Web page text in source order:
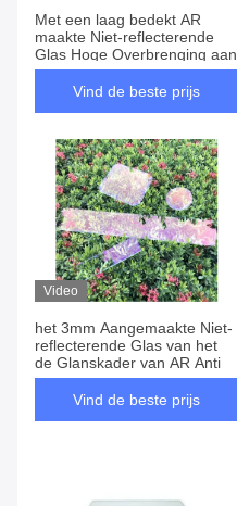
Met een laag bedekt AR
maakte Niet-reflecterende
Glas Hoge Overbrenging aan
Vind de beste prijs
Video
het 3mm Aangemaakte Niet-
reflecterende Glas van het
de Glanskader van AR Anti
Vind de beste prijs